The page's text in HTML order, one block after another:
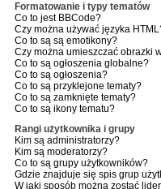
Formatowanie i typy tematów
Co to jest BBCode?
Czy można używać języka
Co to są są emotikony?
Czy można umieszczać obrazki
Co to są ogłoszenia globalne?
Co to są ogłoszenia?
Co to są przyklejone tematy?
Co to są zamknięte tematy?
Co to są ikony tematu?
Rangi użytkownika i grupy
Kim są administratorzy?
Kim są moderatorzy?
Co to są grupy użytkowników?
Gdzie znajduje się spis grup
W jaki sposób można zostać